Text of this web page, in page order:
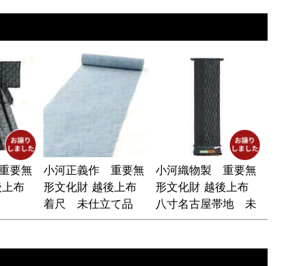
要無
布
小河正義作 重要無
形文化財 越後上布
着尺 未仕立て品
小河織物製 重要無
形文化財 越後上布
八寸名古屋帯地 未
仕立て品